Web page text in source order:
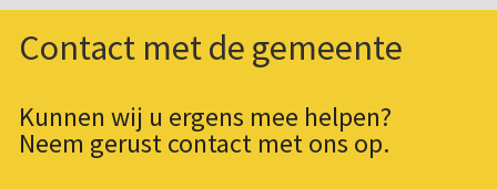
Contact met de gemeente
Kunnen wij u ergens mee helpen?
Neem gerust contact met ons op.